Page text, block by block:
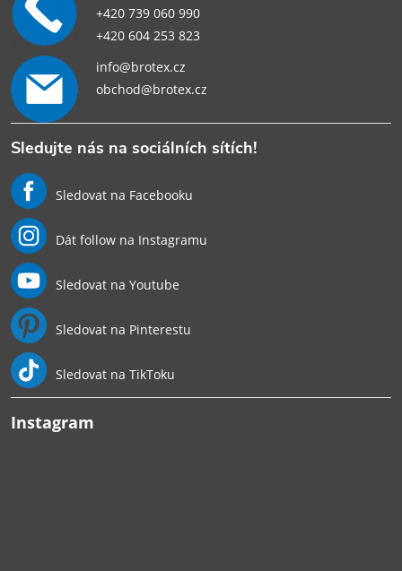
+420 739 060 990
+420 604 253 823
info@brotex.cz
obchod@brotex.cz
Sledujte nás na sociálních sítích!
Sledovat na Facebooku
Dát follow na Instagramu
Sledovat na Youtube
Sledovat na Pinterestu
Sledovat na TikToku
Instagram